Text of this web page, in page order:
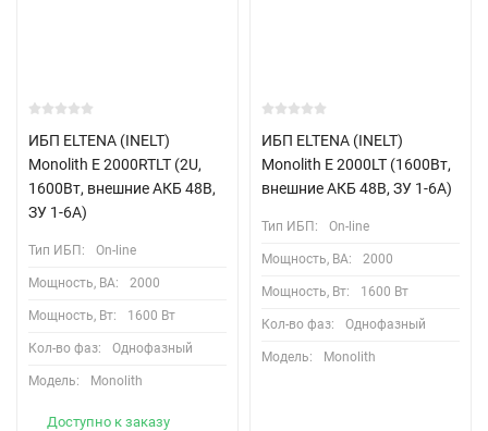
ИБП ELTENA (INELT)
Monolith E 2000RTLT (2U,
1600Вт, внешние АКБ 48В,
ЗУ 1-6А)
Тип ИБП: On-line
Мощность, ВА: 2000
Мощность, Вт: 1600 Вт
Кол-во фаз: Однофазный
Модель: Monolith
Доступно к заказу
ИБП ELTENA (INELT)
Monolith E 2000LT (1600Вт,
внешние АКБ 48В, ЗУ 1-6А)
Тип ИБП: On-line
Мощность, ВА: 2000
Мощность, Вт: 1600 Вт
Кол-во фаз: Однофазный
Модель: Monolith